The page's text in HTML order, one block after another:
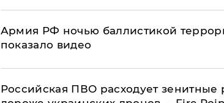
Армия РФ ночью баллистикой
показало видео
Российская ПВО расходует зенитные